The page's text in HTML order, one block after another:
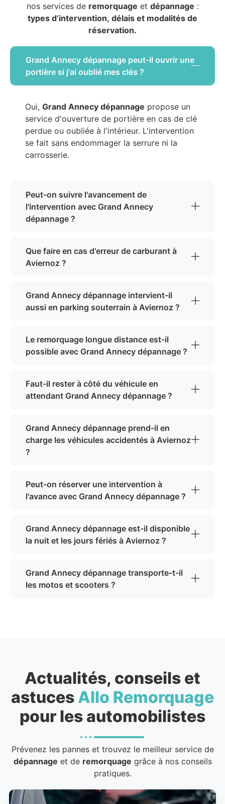
nos services de remorquage et dépannage :
types d’intervention, délais et modalités de
réservation.
Grand Annecy dépannage peut-il ouvrir une
portière si j'ai oublié mes clés ?
Oui, Grand Annecy dépannage propose un
service d'ouverture de portière en cas de clé
perdue ou oubliée à l'intérieur. L'intervention
se fait sans endommager la serrure ni la
carrosserie.
Peut-on suivre l'avancement de
l'intervention avec Grand Annecy
dépannage ?
Que faire en cas d'erreur de carburant à
Aviernoz ?
Grand Annecy dépannage intervient-il
aussi en parking souterrain à Aviernoz ?
Le remorquage longue distance est-il
possible avec Grand Annecy dépannage ?
Faut-il rester à côté du véhicule en
attendant Grand Annecy dépannage ?
Grand Annecy dépannage prend-il en
charge les véhicules accidentés à Aviernoz
?
Peut-on réserver une intervention à
l'avance avec Grand Annecy dépannage ?
Grand Annecy dépannage est-il disponible
la nuit et les jours fériés à Aviernoz ?
Grand Annecy dépannage transporte-t-il
les motos et scooters ?
Actualités, conseils et
astuces Allo Remorquage
pour les automobilistes
Prévenez les pannes et trouvez le meilleur service de
dépannage et de remorquage grâce à nos conseils
pratiques.